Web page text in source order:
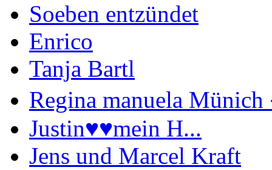
Soeben entzündet
Enrico
Tanja Bartl
Regina manuela
Justin♥️♥️mein H...
Jens und Marcel Kraft